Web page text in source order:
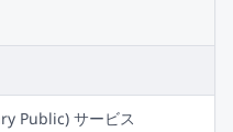
Public) サービス